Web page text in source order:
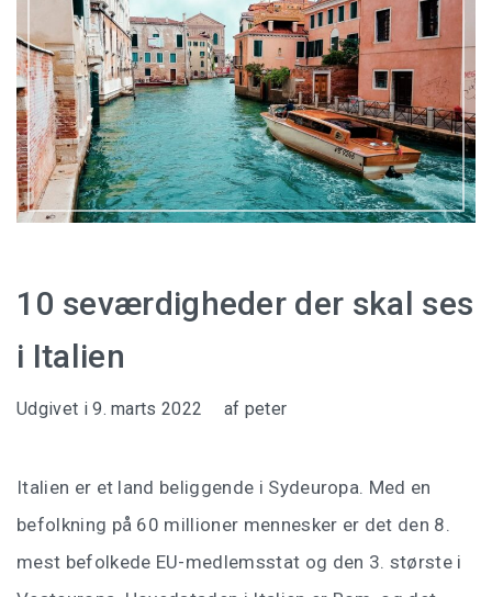
10 seværdigheder der skal ses
i Italien
Udgivet i9. marts 2022 af peter
Italien er et land beliggende i Sydeuropa. Med en
befolkning på 60 millioner mennesker er det den 8.
mest befolkede EU-medlemsstat og den 3. største i